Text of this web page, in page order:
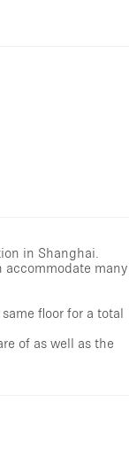
in Shanghai.
many
floor for a total
of as well as the